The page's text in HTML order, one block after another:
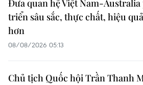
Đưa quan hệ Việt Nam-
triển sâu sắc, thực chất, hiệu quả
hơn
08/08/2026 05:13
Chủ tịch Quốc hội Trần Thanh